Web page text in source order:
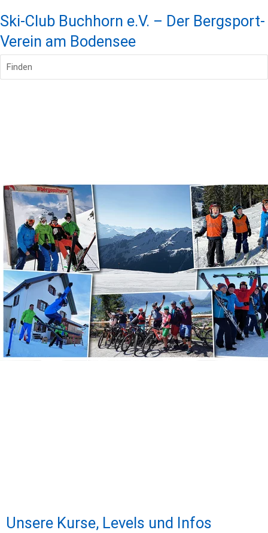
Ski-Club Buchhorn e.V. – Der Bergsport-
Verein am Bodensee
Finden
Unsere Kurse, Levels und Infos